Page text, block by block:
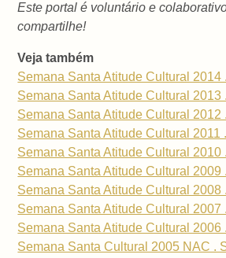
Este portal é voluntário e
compartilhe!
Veja também
Semana Santa Atitude Cultural 2014
Semana Santa Atitude Cultural 2013
Semana Santa Atitude Cultural 2012
Semana Santa Atitude Cultural 2011
Semana Santa Atitude Cultural 2010
Semana Santa Atitude Cultural 2009
Semana Santa Atitude Cultural 2008
Semana Santa Atitude Cultural 2007
Semana Santa Atitude Cultural 2006
Semana Santa Cultural 2005 NAC .